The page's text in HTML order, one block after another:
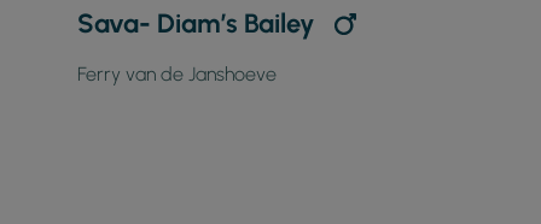
Sava- Diam’s Bailey
Ferry van de Janshoeve